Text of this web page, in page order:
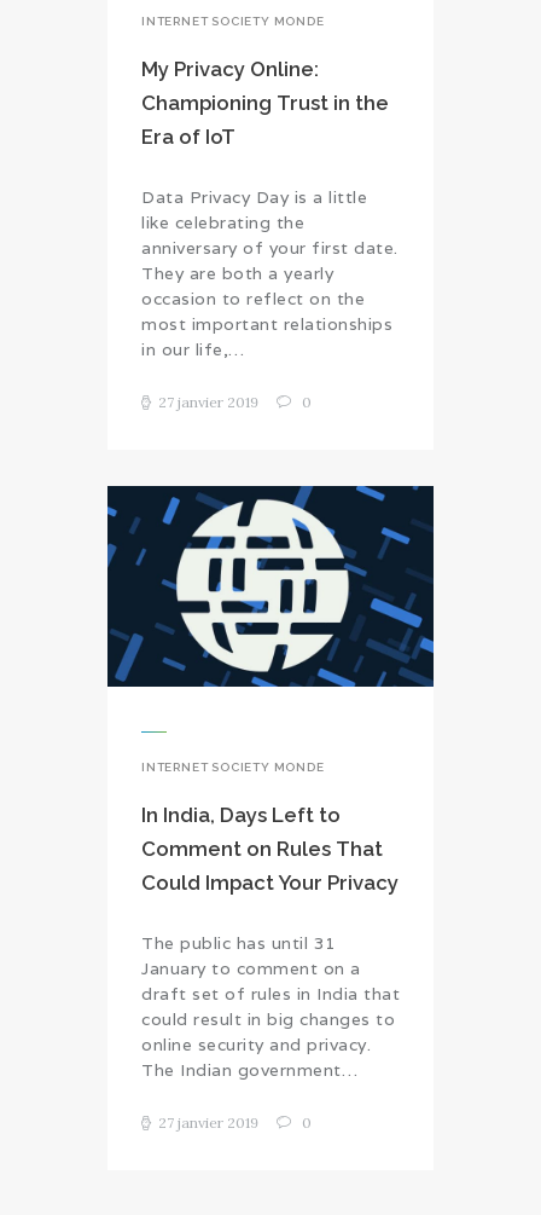
INTERNET SOCIETY MONDE
My Privacy Online:
Championing Trust in the
Era of IoT
Data Privacy Day is a little
like celebrating the
anniversary of your first date.
They are both a yearly
occasion to reflect on the
most important relationships
in our life,…
27 janvier 2019 0
INTERNET SOCIETY MONDE
In India, Days Left to
Comment on Rules That
Could Impact Your Privacy
The public has until 31
January to comment on a
draft set of rules in India that
could result in big changes to
online security and privacy.
The Indian government…
27 janvier 2019 0